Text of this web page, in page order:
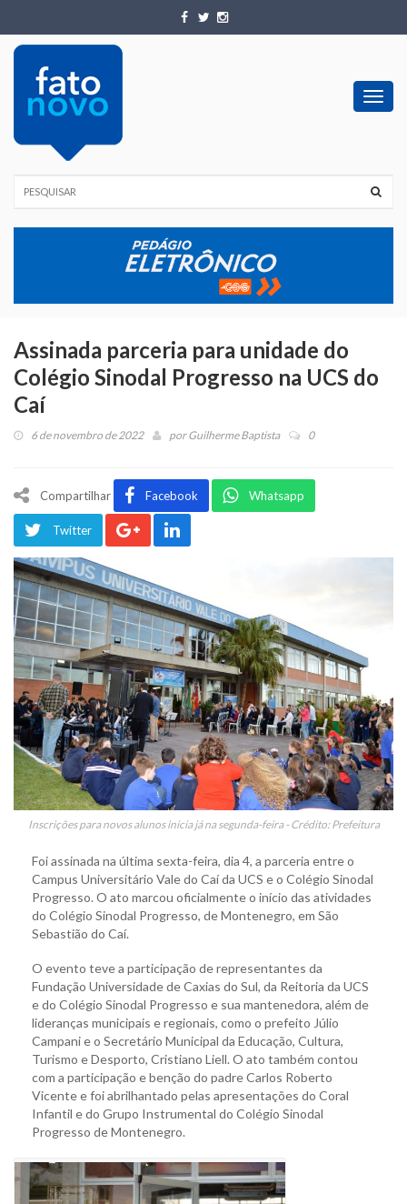
Assinada parceria para unidade do
Colégio Sinodal Progresso na UCS do
Caí
6 de novembro de 2022 porGuilherme Baptista 0
Compartilhar Facebook Whatsapp
Twitter
Inscrições para novos alunos inicia já na segunda-feira - Crédito: Prefeitura
Foi assinada na última sexta-feira, dia 4, a parceria entre o
Campus Universitário Vale do Caí da UCS e o Colégio Sinodal
Progresso. O ato marcou oficialmente o início das atividades
do Colégio Sinodal Progresso, de Montenegro, em São
Sebastião do Caí.
O evento teve a participação de representantes da
Fundação Universidade de Caxias do Sul, da Reitoria da UCS
e do Colégio Sinodal Progresso e sua mantenedora, além de
lideranças municipais e regionais, como o prefeito Júlio
Campani e o Secretário Municipal da Educação, Cultura,
Turismo e Desporto, Cristiano Liell. O ato também contou
com a participação e benção do padre Carlos Roberto
Vicente e foi abrilhantado pelas apresentações do Coral
Infantil e do Grupo Instrumental do Colégio Sinodal
Progresso de Montenegro.